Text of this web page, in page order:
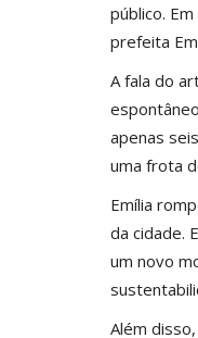
público.
prefeita
A fala do
apenas
uma frota
Emília
da cidade.
um novo
Além